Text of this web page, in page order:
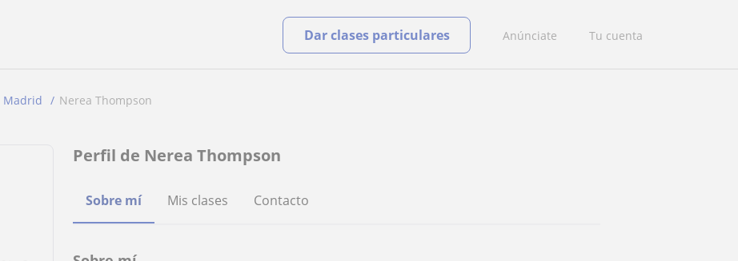
Anúnciate Tu cuenta
Dar clases particulares
Madrid Nerea Thompson
Perfil de Nerea Thompson
Sobre mí Mis clases Contacto